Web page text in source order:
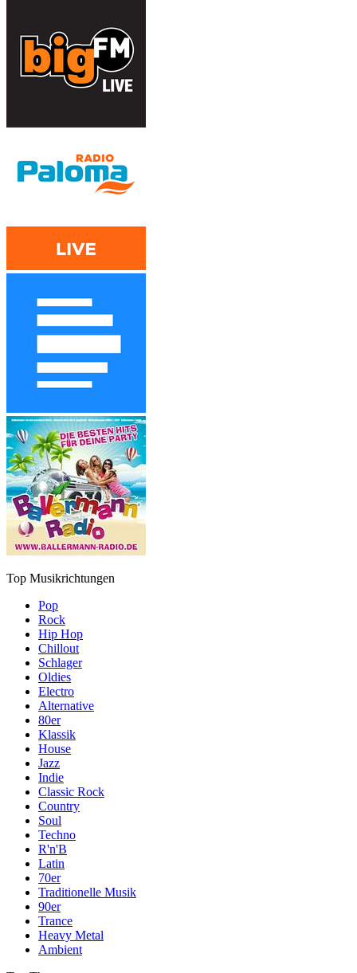
Top Musikrichtungen
Pop
Rock
Hip Hop
Chillout
Schlager
Oldies
Electro
Alternative
80er
Klassik
House
Jazz
Indie
Classic Rock
Country
Soul
Techno
R'n'B
Latin
70er
Traditionelle Musik
90er
Trance
Heavy Metal
Ambient